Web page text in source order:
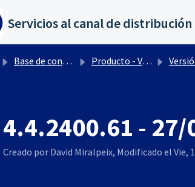
Base de conocimientos Producto - Versiones Versión
4.4.2400.61 - 27/
Creado por David Miralpeix, Modificado el Vie,